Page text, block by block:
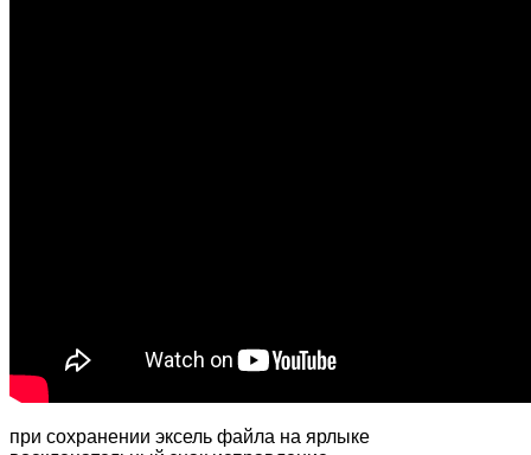
при сохранении эксель файла на ярлыке